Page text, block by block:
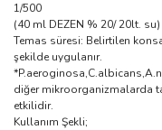
1/500
(40 ml DEZEN % 20/ 20lt. su)
Temas süresi: Belirtilen
şekilde uygulanır.
diğer mikroorganizmalarda
etkilidir.
Kullanım Şekli;